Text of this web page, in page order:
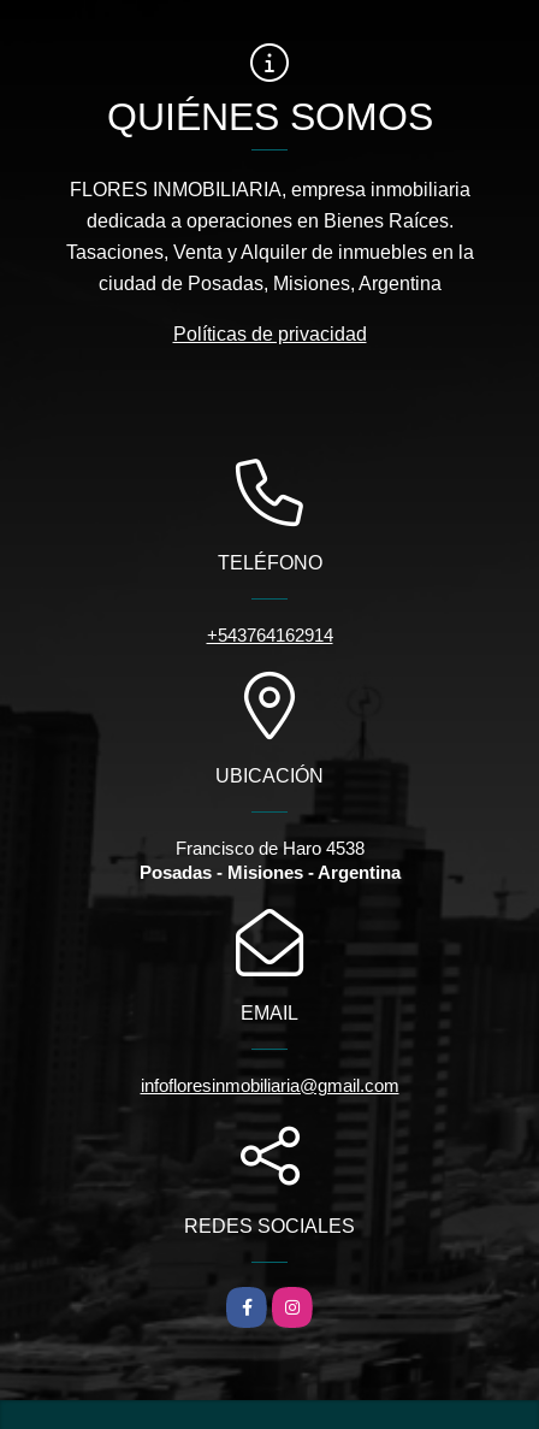
QUIÉNES SOMOS
FLORES INMOBILIARIA, empresa inmobiliaria
dedicada a operaciones en Bienes Raíces.
Tasaciones, Venta y Alquiler de inmuebles en la
ciudad de Posadas, Misiones, Argentina
Políticas de privacidad
TELÉFONO
+543764162914
UBICACIÓN
Francisco de Haro 4538
Posadas - Misiones - Argentina
EMAIL
infofloresinmobiliaria@gmail.com
REDES SOCIALES
FacebookInstagram